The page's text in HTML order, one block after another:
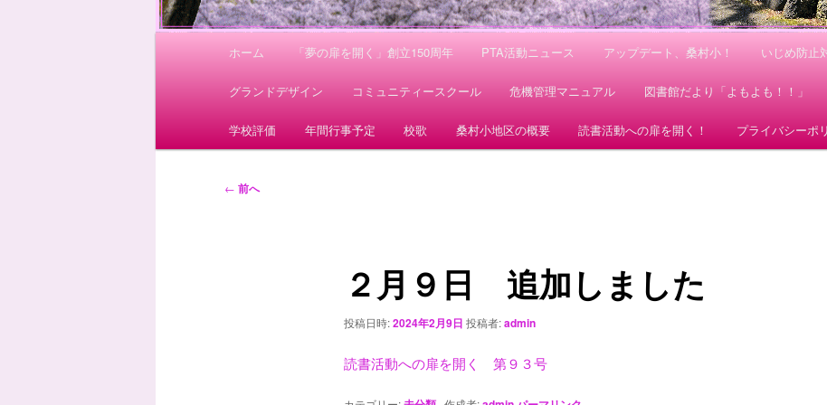
ュ
ホーム 「夢の扉を開く」創立150周年 PTA活動ニュース アップデート、桑村小！ いじめ防止
グランドデザイン コミュニティースクール 危機管理マニュアル 図書館だより「よもよも！！」
学校評価 年間行事予定 校歌 桑村小地区の概要 読書活動への扉を開く！ プライバシーポ
投
← 前へ
２月９日 追加しました
投稿日時:2024年2月9日 投稿者:admin
読書活動への扉を開く 第９３号